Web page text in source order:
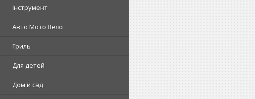
Інструмент
Авто Мото Вело
Гриль
Для детей
Дом и сад